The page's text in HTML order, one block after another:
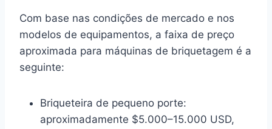
Com base nas condições de mercado e nos
modelos de equipamentos, a faixa de preço
aproximada para máquinas de briquetagem é a
seguinte:
Briqueteira de pequeno porte:
aproximadamente $5.000–15.000 USD,